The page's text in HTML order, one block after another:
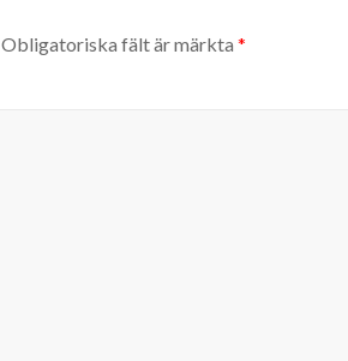
Obligatoriska fält är märkta *